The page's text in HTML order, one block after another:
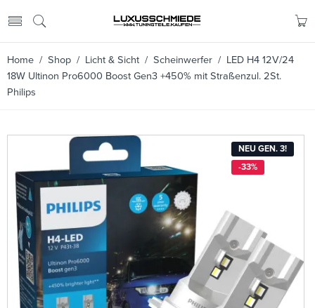
Home / Shop / Licht & Sicht / Scheinwerfer / LED H4 12V/24
18W Ultinon Pro6000 Boost Gen3 +450% mit Straßenzul. 2St.
Philips
NEU GEN. 3!
-33%